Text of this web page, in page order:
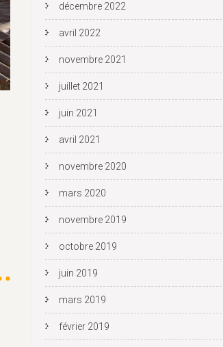
décembre 2022
avril 2022
novembre 2021
juillet 2021
juin 2021
avril 2021
novembre 2020
mars 2020
novembre 2019
octobre 2019
juin 2019
mars 2019
février 2019